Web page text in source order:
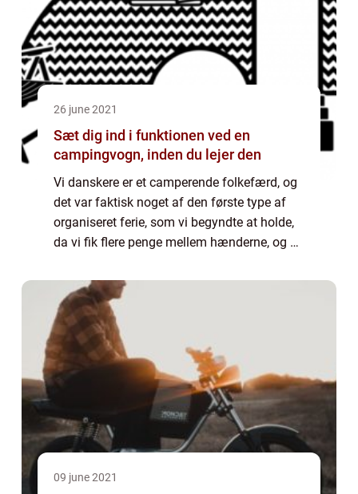
26 june 2021
Sæt dig ind i funktionen ved en
campingvogn, inden du lejer den
Vi danskere er et camperende folkefærd, og
det var faktisk noget af den første type af
organiseret ferie, som vi begyndte at holde,
da vi fik flere penge mellem hænderne, og vi
sove i telte, man kunne sove ...
09 june 2021